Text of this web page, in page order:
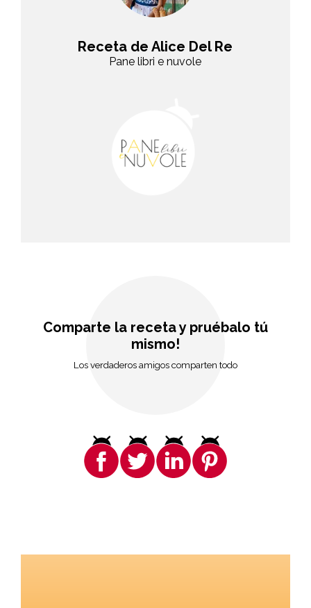
Receta de Alice Del Re
Pane libri e nuvole
Comparte la receta y pruébalo tú
mismo!
Los verdaderos amigos comparten todo